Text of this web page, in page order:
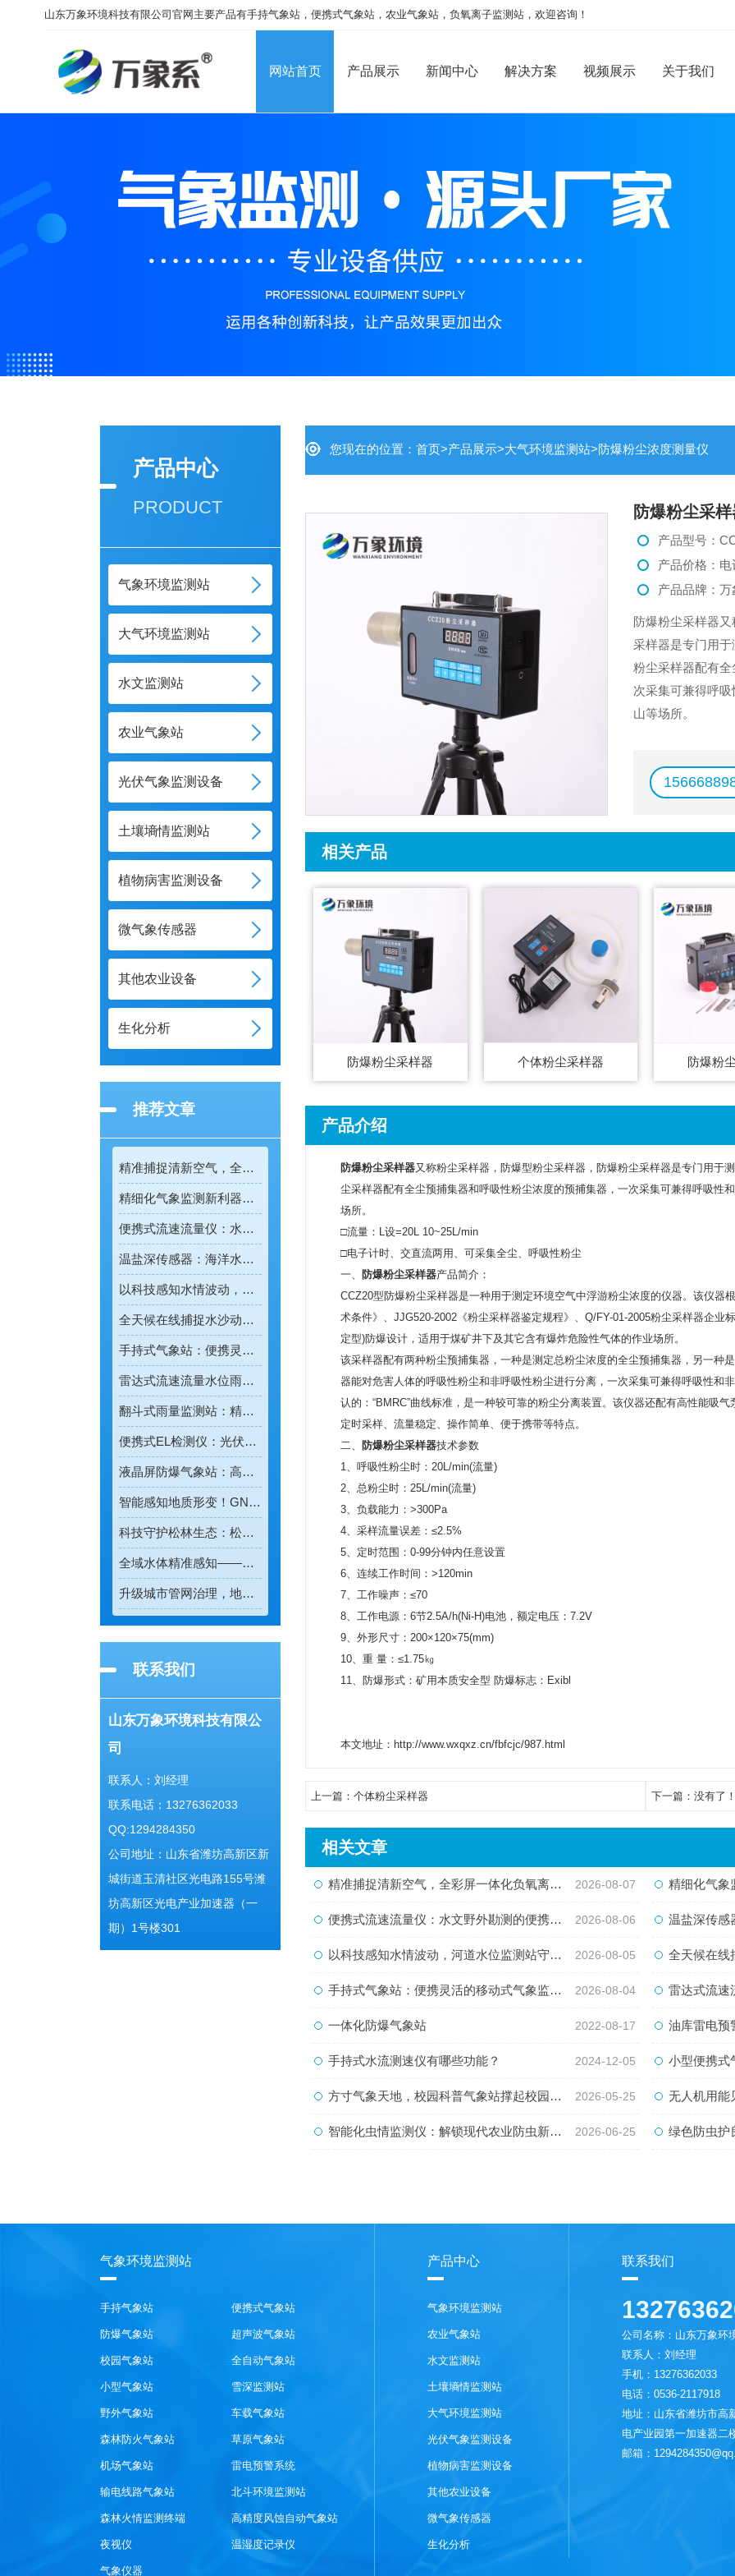
山东万象环境科技有限公司官网主要产品有手持气象站，便携式气象站，农业气象站，负氧离子监测站，欢迎咨询！
网站首页 产品展示 新闻中心 解决方案 视频展示 关于我们
产品中心
PRODUCT
气象环境监测站
大气环境监测站
水文监测站
农业气象站
光伏气象监测设备
土壤墒情监测站
植物病害监测设备
微气象传感器
其他农业设备
生化分析
推荐文章
精准捕捉清新空气，全彩屏一体化负氧离子监测站量化生态优势
精细化气象监测新利器！雨雾滴谱仪精准识别各类雨雪雾天气
便携式流速流量仪：水文野外勘测的便携智能检测利器
温盐深传感器：海洋水环境智能监测的核心感知设备
以科技感知水情波动，河道水位监测站守护流域河道安全
全天候在线捕捉水沙动态，智能光电测沙仪守护水域水沙安全
手持式气象站：便携灵活的移动式气象监测智能设备
雷达式流速流量水位雨量监测站：全域水文智慧监测一体化设备
翻斗式雨量监测站：精准把控雨情的水利水文监测设备
便携式EL检测仪：光伏组件隐形缺陷的移动检测利器
液晶屏防爆气象站：高危场景专用的智能化气象监测设备
智能感知地质形变！GNSS位移监测系统守护全域地质安全
科技守护松林生态：松材线虫病检测仪助力林业精准防疫
全域水体精准感知——多普勒流速仪重塑水流测速新模式
升级城市管网治理，地下管网水文监测系统实现精细化管控
联系我们
山东万象环境科技有限公
司
联系人：刘经理
联系电话：13276362033
QQ:1294284350
公司地址：山东省潍坊高新区新
城街道玉清社区光电路155号潍
坊高新区光电产业加速器（一
期）1号楼301
您现在的位置： 首页>产品展示>大气环境监测站>防爆粉尘浓度测量仪
防爆粉尘采
产品型号：
产品价格：电
产品品牌：万
防爆粉尘采样器
采样器是专门用
粉尘采样器配有
次采集可兼得呼
山等场所。
相关产品
防爆粉尘采样器 个体粉尘采样器 防爆粉
产品介绍
防爆粉尘采样器又称粉尘采样器，防爆型粉尘采样器，防爆粉尘采样器是专门用于
尘采样器配有全尘预捕集器和呼吸性粉尘浓度的预捕集器，一次采集可兼得呼吸性
场所。
□流量：L设=20L 10~25L/min
□电子计时、交直流两用、可采集全尘、呼吸性粉尘
一、 防爆粉尘采样器产品简介：
CCZ20型防爆粉尘采样器是一种用于测定环境空气中浮游粉尘浓度的仪器。该仪器
术条件》、JJG520-2002《粉尘采样器鉴定规程》、Q/FY-01-2005粉尘采样器企业
定型)防爆设计，适用于煤矿井下及其它含有爆炸危险性气体的作业场所。
该采样器配有两种粉尘预捕集器，一种是测定总粉尘浓度的全尘预捕集器，另一种
器能对危害人体的呼吸性粉尘和非呼吸性粉尘进行分离，一次采集可兼得呼吸性和
认的：“BMRC”曲线标准，是一种较可靠的粉尘分离装置。该仪器还配有高性能吸
定时采样、流量稳定、操作简单、便于携带等特点。
二、 防爆粉尘采样器技术参数
1、呼吸性粉尘时：20L/min(流量)
2、总粉尘时：25L/min(流量)
3、负载能力：>300Pa
4、采样流量误差：≤2.5%
5、定时范围：0-99分钟内任意设置
6、连续工作时间：>120min
7、工作噪声：≤70
8、工作电源：6节2.5A/h(Ni-H)电池，额定电压：7.2V
9、外形尺寸：200×120×75(mm)
10、重 量：≤1.75㎏
11、防爆形式：矿用本质安全型 防爆标志：Exibl
本文地址：http://www.wxqxz.cn/fbfcjc/987.html
上一篇： 个体粉尘采样器 下一篇：没有了
相关文章
精准捕捉清新空气，全彩屏一体化负氧离子监测站量化生态优势 2026-08-07 精细化气象监测
便携式流速流量仪：水文野外勘测的便携智能检测利器 2026-08-06 温盐深传感器
以科技感知水情波动，河道水位监测站守护流域河道安全 2026-08-05 全天候在线捕捉
手持式气象站：便携灵活的移动式气象监测智能设备 2026-08-04 雷达式流速流量
一体化防爆气象站 2022-08-17 油库雷电预警系统
手持式水流测速仪有哪些功能？ 2024-12-05 小型便携式
方寸气象天地，校园科普气象站撑起校园科学启蒙课堂 2026-05-25 无人机用能
智能化虫情监测仪：解锁现代农业防虫新方式 2026-06-25 绿色防虫护良
气象环境监测站
手持气象站 便携式气象站
防爆气象站 超声波气象站
校园气象站 全自动气象站
小型气象站 雪深监测站
野外气象站 车载气象站
森林防火气象站 草原气象站
机场气象站 雷电预警系统
输电线路气象站 北斗环境监测站
森林火情监测终端 高精度风蚀自动气象站
夜视仪 温湿度记录仪
气象仪器
产品中心
气象环境监测站
农业气象站
水文监测站
土壤墒情监测站
大气环境监测站
光伏气象监测设备
植物病害监测设备
其他农业设备
微气象传感器
生化分析
联系我们
公司名称：山东万象环
联系人：刘经理
手机：13276362033
电话：0536-2117918
地址：山东省潍坊市高
电产业园第一加速器二
邮箱：